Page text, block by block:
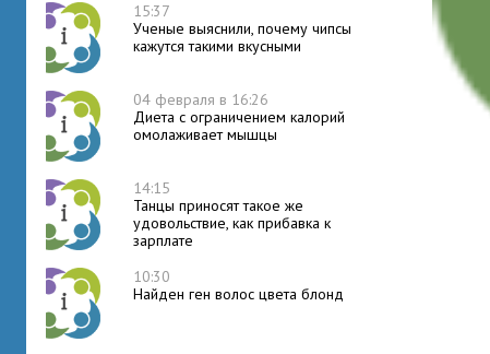
15:37
Ученые выяснили, почему чипсы
кажутся такими вкусными
04 февраля в 16:26
Диета с ограничением калорий
омолаживает мышцы
14:15
Танцы приносят такое же
удовольствие, как прибавка к
зарплате
10:30
Найден ген волос цвета блонд